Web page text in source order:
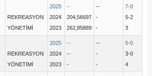
REKREASYON
YÖNETİMİ
2025
2024
2023
--
204,56697
262,85889
--
-
-
7-0
5-2
3
REKREASYON
YÖNETİMİ
2025
2024
2023
--
--
-
--
-
-
5-0
3-0
4